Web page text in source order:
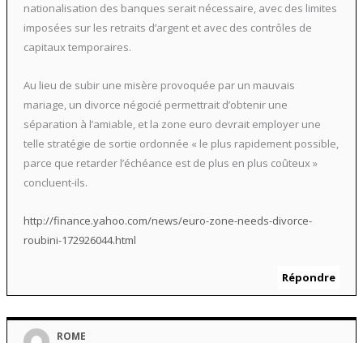
nationalisation des banques serait nécessaire, avec des limites
imposées sur les retraits d’argent et avec des contrôles de
capitaux temporaires.
Au lieu de subir une misère provoquée par un mauvais
mariage, un divorce négocié permettrait d’obtenir une
séparation à l’amiable, et la zone euro devrait employer une
telle stratégie de sortie ordonnée « le plus rapidement possible,
parce que retarder l’échéance est de plus en plus coûteux »
concluent-ils.
http://finance.yahoo.com/news/euro-zone-needs-divorce-
roubini-172926044.html
Répondre
ROME